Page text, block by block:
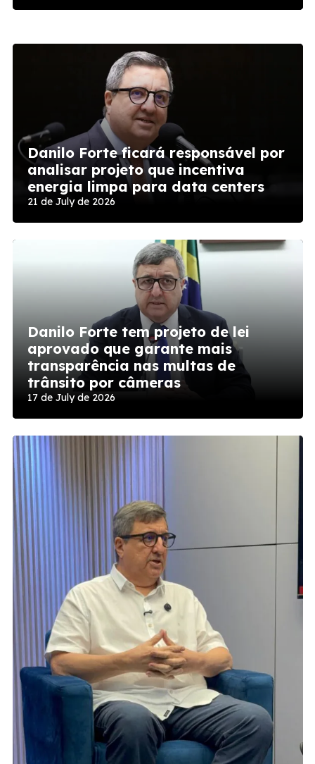
Danilo Forte ficará responsável por
analisar projeto que incentiva
energia limpa para data centers
21 de July de 2026
Danilo Forte tem projeto de lei
aprovado que garante mais
transparência nas multas de
trânsito por câmeras
17 de July de 2026